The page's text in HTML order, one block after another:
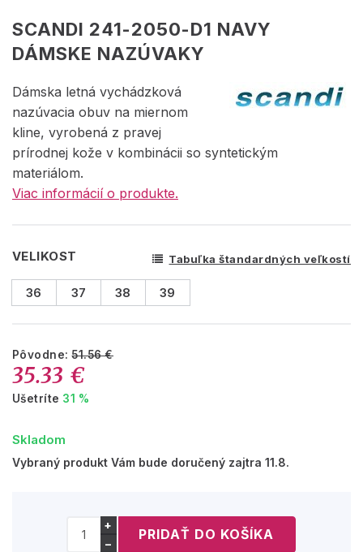
SCANDI 241-2050-D1 NAVY
DÁMSKE NAZÚVAKY
Dámska letná vychádzková
nazúvacia obuv na miernom
kline, vyrobená z pravej
prírodnej kože v kombinácii so syntetickým
materiálom.
Viac informácií o produkte.
VELIKOST Tabuľka štandardných veľkostí
36 37 38 39
Pôvodne:51.56 €
35.33 €
Ušetríte 31 %
Skladom
Vybraný produkt Vám bude doručený zajtra 11.8.
+
−